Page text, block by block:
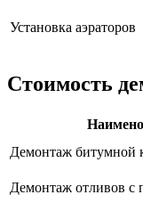
Установка аэраторов
Стоимость
Демонтаж битумной
Демонтаж отливов с